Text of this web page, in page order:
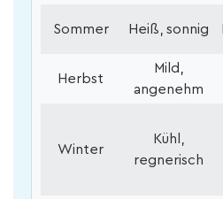
Sommer Heiß, sonnig
Herbst
Mild,
angenehm
Winter
Kühl,
regnerisch